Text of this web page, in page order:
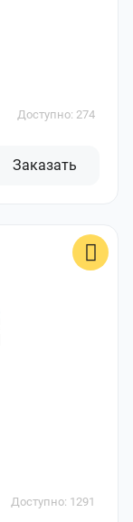
Доступно: 274
Заказать
Доступно: 1291